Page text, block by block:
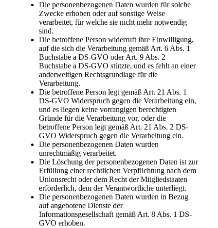
Die personenbezogenen Daten wurden für solche
Zwecke erhoben oder auf sonstige Weise
verarbeitet, für welche sie nicht mehr notwendig
sind.
Die betroffene Person widerruft ihre Einwilligung,
auf die sich die Verarbeitung gemäß Art. 6 Abs. 1
Buchstabe a DS-GVO oder Art. 9 Abs. 2
Buchstabe a DS-GVO stützte, und es fehlt an einer
anderweitigen Rechtsgrundlage für die
Verarbeitung.
Die betroffene Person legt gemäß Art. 21 Abs. 1
DS-GVO Widerspruch gegen die Verarbeitung ein,
und es liegen keine vorrangigen berechtigten
Gründe für die Verarbeitung vor, oder die
betroffene Person legt gemäß Art. 21 Abs. 2 DS-
GVO Widerspruch gegen die Verarbeitung ein.
Die personenbezogenen Daten wurden
unrechtmäßig verarbeitet.
Die Löschung der personenbezogenen Daten ist zur
Erfüllung einer rechtlichen Verpflichtung nach dem
Unionsrecht oder dem Recht der Mitgliedstaaten
erforderlich, dem der Verantwortliche unterliegt.
Die personenbezogenen Daten wurden in Bezug
auf angebotene Dienste der
Informationsgesellschaft gemäß Art. 8 Abs. 1 DS-
GVO erhoben.